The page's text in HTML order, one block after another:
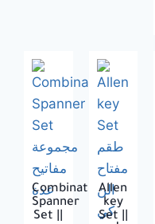
Combination
Spanner
Set ||
Allen
key
Set ||